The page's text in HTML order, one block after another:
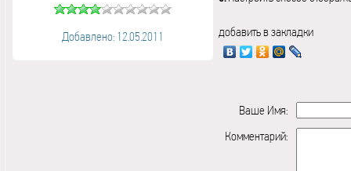
Добавлено: 12.05.2011 добавить в закладки
Ваше Имя:
Комментарий: